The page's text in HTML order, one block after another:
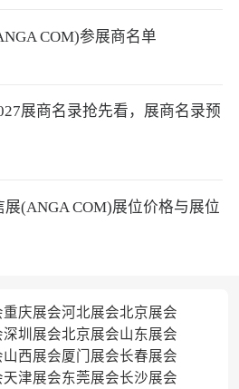
COM)参展商名单
展商名录抢先看，展商名录预
(ANGA COM)展位价格与展位
重庆展会河北展会北京展会
深圳展会北京展会山东展会
山西展会厦门展会长春展会
天津展会东莞展会长沙展会